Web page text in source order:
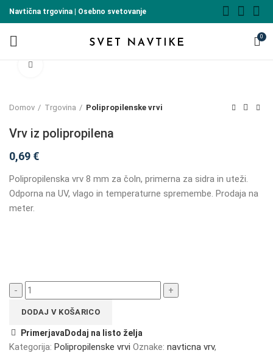
Navtična trgovina | Osebno svetovanje
0
Domov Trgovina Polipropilenske vrvi
Vrv iz polipropilena
0,69 €
Polipropilenska vrv 8 mm za čoln, primerna za sidra in uteži.
Odporna na UV, vlago in temperaturne spremembe. Prodaja na
meter.
DODAJ V KOŠARICO
Primerjava Dodaj na listo želja
Kategorija: Polipropilenske vrvi Oznake: navticna vrv,